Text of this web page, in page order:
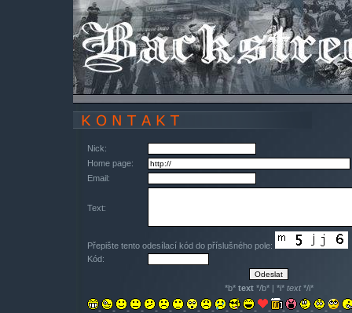
Nick:
Home page:
Email:
Text:
Přepište tento odesílací kód do příslušného pole:
Kód:
*b* text*/b* | *i* text*/i*